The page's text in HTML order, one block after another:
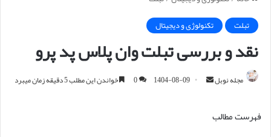
تبلت
تکنولوژی و دیجیتال
نقد و بررسی تبلت وان پلاس پد پرو
مجله نوبل 1404-08-09
0 خواندن این مطلب 5 دقیقه زمان میبرد
فهرست مطالب